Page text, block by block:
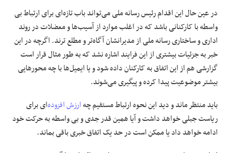
در عین حال این اقدام رئیس رسانه ملی می‌تواند باب تازه‌ای برای ارتباط بی
واسطه با کارکنانی باشد که در اغلب موارد از آسیب‌ها و معضلات در روند
اداری و ساختاری رسانه ملی از مدیرانشان آگاه‌تر و مطلع ترند. اگرچه در این
خبر به جزئیات بیشتری از این فرایند اشاره نشد که به طور مثال قرار است
گزارشی هم از این اتفاق به کارکنان داده شود و یا ایمیل‌ها با چه محورهایی
بیشتر موضوعیت پیدا کرده و پیگیری می‌شوند.
باید منتظر ماند و دید این نحوه ارتباط مستقیم چهارزش افزوده‌ای برای
ریاست جبلی خواهد داشت و آیا همین قدر جدی و بی واسطه به حرکت خود
ادامه خواهد داد یا ممکن است در حد یک اتفاق خبری باقی بماند.